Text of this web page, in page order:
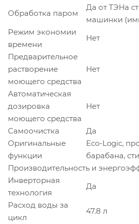
Обработка паром
Да от ТЭНа
машинки
Режим экономии
времени
Нет
Предварительное
растворение
моющего средства
Нет
Автоматическая
дозировка
моющего средства
Нет
Самоочистка
Да
Оригинальные
функции
Eco-Logic,
барабана,
Производительность и
Инверторная
технология
Да
Расход воды за
цикл
47.8 л